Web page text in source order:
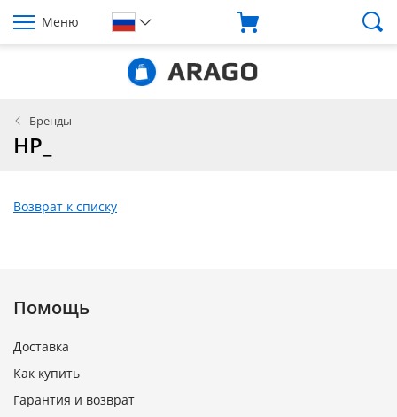
Меню
Бренды
HP_
Возврат к списку
Помощь
Доставка
Как купить
Гарантия и возврат